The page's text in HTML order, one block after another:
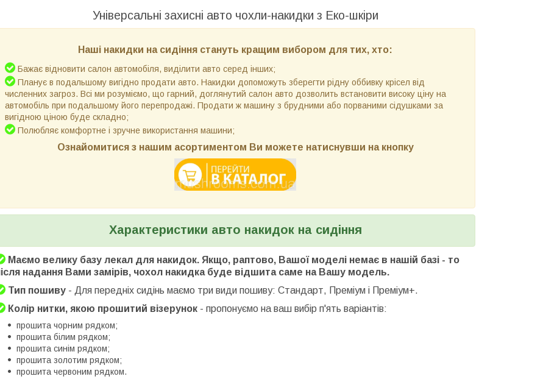
Універсальні захисні авто чохли-накидки з Еко-шкіри
Наші накидки на сидіння стануть кращим вибором для тих, хто:
Бажає відновити салон автомобіля, виділити авто серед інших;
Планує в подальшому вигідно продати авто. Накидки допоможуть зберегти рідну оббивку крісел від
численних загроз. Всі ми розуміємо, що гарний, доглянутий салон авто дозволить встановити високу ціну на
автомобіль при подальшому його перепродажі. Продати ж машину з брудними або порваними сідушками за
вигідною ціною буде складно;
Полюбляє комфортне і зручне використання машини;
Ознайомитися з нашим асортиментом Ви можете натиснувши на кнопку
Характеристики авто накидок на сидіння
Маємо велику базу лекал для накидок. Якщо, раптово, Вашої моделі немає в нашій базі - то
надання Вами замірів, чохол накидка буде відшита саме на Вашу модель.
Тип пошиву - Для передніх сидінь маємо три види пошиву: Стандарт, Преміум і Преміум+.
Колір нитки, якою прошитий візерунок - пропонуємо на ваш вибір п'ять варіантів:
прошита чорним рядком;
прошита білим рядком;
прошита синім рядком;
прошита золотим рядком;
прошита червоним рядком.